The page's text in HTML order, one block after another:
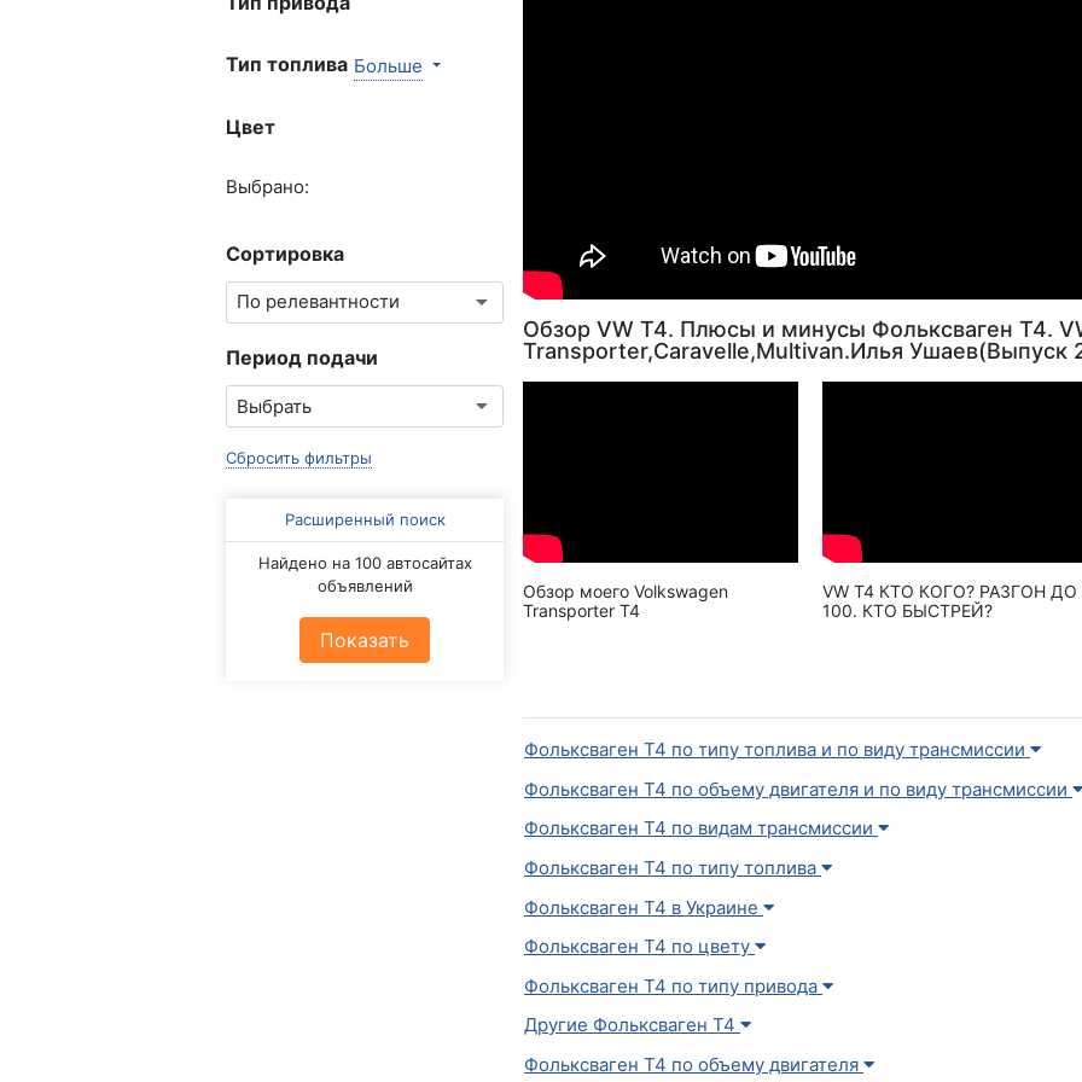
Тип топлива Больше
Цвет
Выбрано:
Сортировка
Период подачи
Сбросить фильтры
Расширенный поиск
Найдено на 100 автосайтах
объявлений
Показать
Обзор VW T4. Плюсы и минусы Фольксваген Т4.
Transporter,Caravelle,Multivan.Илья Ушаев(Выпуск
Обзор моего Volkswagen
Transporter Т4
VW T4 КТО КОГО? РАЗГОН ДО
100. КТО БЫСТРЕЙ?
Фольксваген Т4 по типу топлива и по виду трансмиссии
Фольксваген Т4 по объему двигателя и по виду трансмиссии
Фольксваген Т4 по видам трансмиссии
Фольксваген Т4 по типу топлива
Фольксваген Т4 в Украине
Фольксваген Т4 по цвету
Фольксваген Т4 по типу привода
Другие Фольксваген Т4
Фольксваген Т4 по объему двигателя